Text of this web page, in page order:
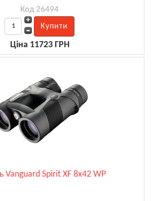
Код 26494
Ціна 11723 ГРН
Vanguard Spirit XF 8x42 WP